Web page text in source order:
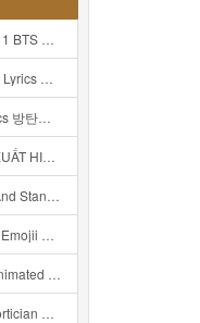
Vs BT21 Mp3
Mp3
Rom Eng Mp3
Với Cô Mp3
Mp3
Guess Mp3
Story Mp3
Mp3